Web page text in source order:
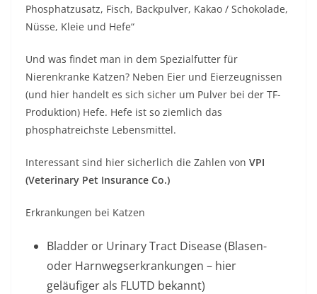
Phosphatzusatz, Fisch, Backpulver, Kakao / Schokolade,
Nüsse, Kleie und Hefe“
Und was findet man in dem Spezialfutter für
Nierenkranke Katzen? Neben Eier und Eierzeugnissen
(und hier handelt es sich sicher um Pulver bei der TF-
Produktion) Hefe. Hefe ist so ziemlich das
phosphatreichste Lebensmittel.
Interessant sind hier sicherlich die Zahlen von VPI
(Veterinary Pet Insurance Co.)
Erkrankungen bei Katzen
Bladder or Urinary Tract Disease (Blasen-
oder Harnwegserkrankungen – hier
geläufiger als FLUTD bekannt)